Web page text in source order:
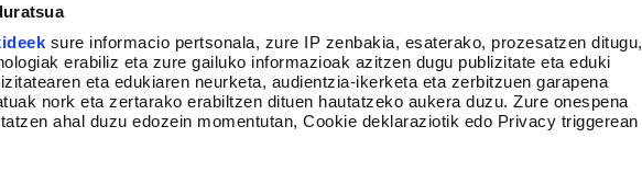
sure informacio pertsonala, zure IP zenbakia, esaterako, prozesatzen ditugu,
erabiliz eta zure gailuko informazioak azitzen dugu publizitate eta eduki
eta edukiaren neurketa, audientzia-ikerketa eta zerbitzuen garapena
nork eta zertarako erabiltzen dituen hautatzeko aukera duzu. Zure onespena
ahal duzu edozein momentutan, Cookie deklaraziotik edo Privacy triggerean